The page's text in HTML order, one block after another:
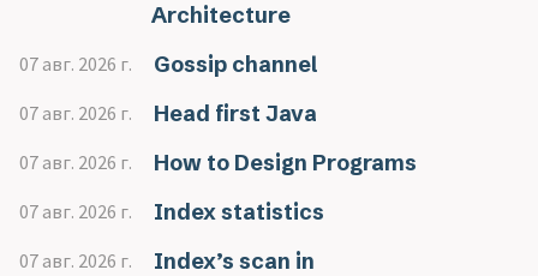
Architecture
07 авг. 2026 г. Gossip channel
07 авг. 2026 г. Head first Java
07 авг. 2026 г. How to Design Programs
07 авг. 2026 г. Index statistics
07 авг. 2026 г.
Index’s scan in